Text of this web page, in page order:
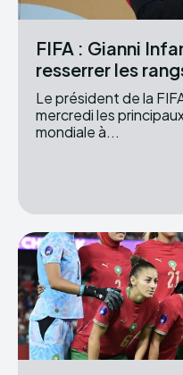
FIFA : Gianni
resserrer les
Le président de la
mercredi les
mondiale à...